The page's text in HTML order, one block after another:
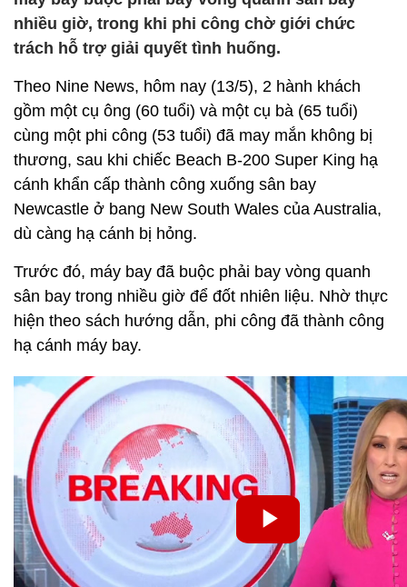
nhiều giờ, trong khi phi công chờ giới chức
trách hỗ trợ giải quyết tình huống.
Theo Nine News, hôm nay (13/5), 2 hành khách
gồm một cụ ông (60 tuổi) và một cụ bà (65 tuổi)
cùng một phi công (53 tuổi) đã may mắn không bị
thương, sau khi chiếc Beach B-200 Super King hạ
cánh khẩn cấp thành công xuống sân bay
Newcastle ở bang New South Wales của Australia,
dù càng hạ cánh bị hỏng.
Trước đó, máy bay đã buộc phải bay vòng quanh
sân bay trong nhiều giờ để đốt nhiên liệu. Nhờ thực
hiện theo sách hướng dẫn, phi công đã thành công
hạ cánh máy bay.